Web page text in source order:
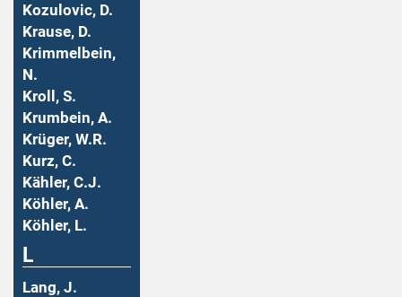
Kozulovic, D.
Krause, D.
Krimmelbein,
N.
Kroll, S.
Krumbein, A.
Krüger, W.R.
Kurz, C.
Kähler, C.J.
Köhler, A.
Köhler, L.
L
Lang, J.